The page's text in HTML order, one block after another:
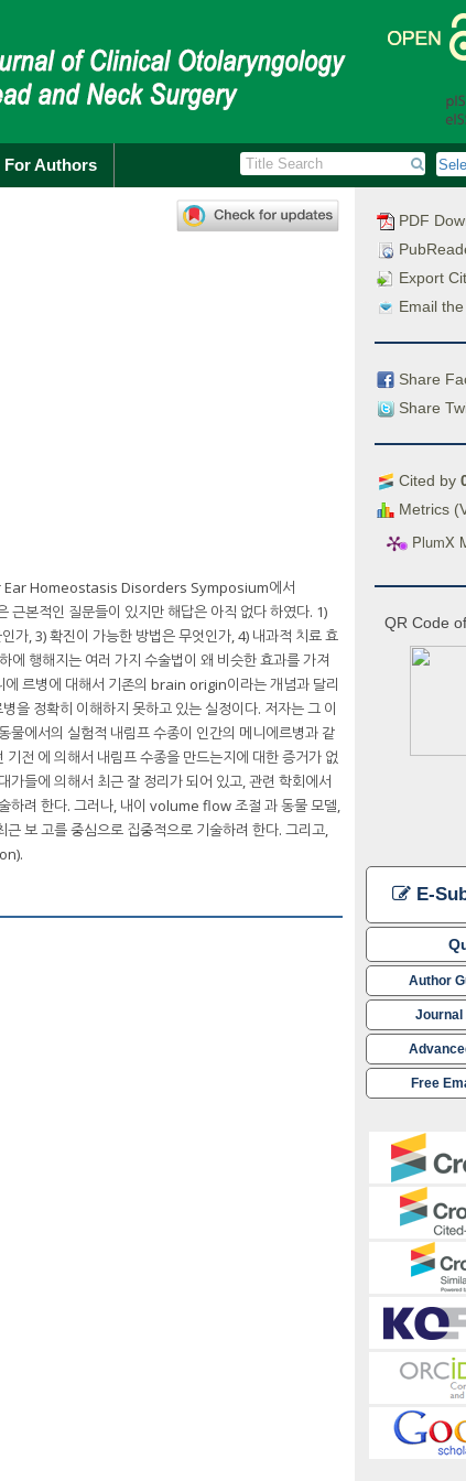
For Authors
PDF
Export
Email
Share
Share
Cited by
Metrics
PlumX
QR Code
E-
Author
Journal
Free
Ear Homeostasis Disorders Symposium에서
본적인 질문들이 있지만 해답은 아직 없다 하였다. 1)
가, 3) 확진이 가능한 방법은 무엇인가, 4) 내과적 치료 효
행해지는 여러 가지 수술법이 왜 비슷한 효과를 가져
르병에 대해서 기존의 brain origin이라는 개념과 달리
정확히 이해하지 못하고 있는 실정이다. 저자는 그 이
물에서의 실험적 내림프 수종이 인간의 메니에르병과 같
전 에 의해서 내림프 수종을 만드는지에 대한 증거가 없
들에 의해서 최근 잘 정리가 되어 있고, 관련 학회에서
하려 한다. 그러나, 내이 volume flow 조절 과 동물 모델,
보 고를 중심으로 집중적으로 기술하려 한다. 그리고,